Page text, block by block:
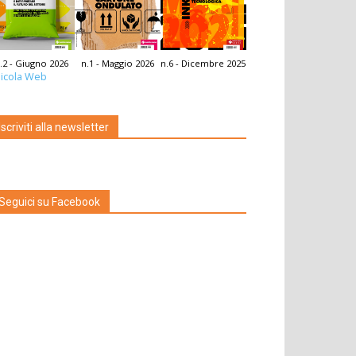
- Giugno 2026 n.1 - Maggio 2026 n.6 - Dicembre 2025
Web
alla newsletter
su Facebook